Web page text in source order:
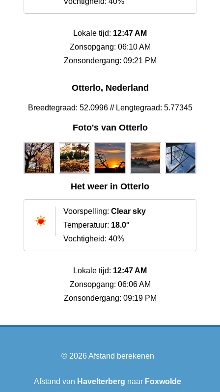
Lokale tijd: 12:47 AM
Zonsopgang: 06:10 AM
Zonsondergang: 09:21 PM
Otterlo, Nederland
Breedtegraad: 52.0996 // Lengtegraad: 5.77345
Foto's van Otterlo
Het weer in Otterlo
Voorspelling: Clear sky
Temperatuur: 18.0°
Vochtigheid: 40%
Lokale tijd: 12:47 AM
Zonsopgang: 06:06 AM
Zonsondergang: 09:19 PM
© 2026Afstand berekenen
Afstand van Havelterberg naar Foxwolde